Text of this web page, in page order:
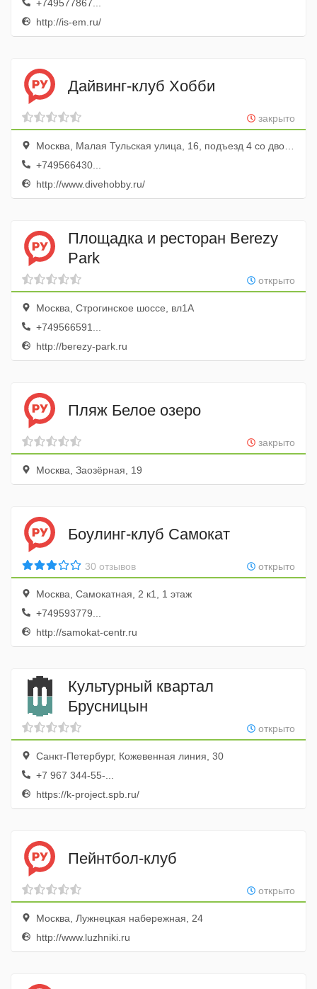
+749577867...
http://is-em.ru/
Дайвинг-клуб Хобби
закрыто
Москва, Малая Тульская улица, 16, подъезд 4 со двора, цокольный этаж, офис 4
+749566430...
http://www.divehobby.ru/
Площадка и ресторан Berezy
Park
открыто
Москва, Строгинское шоссе, вл1А
+749566591...
http://berezy-park.ru
Пляж Белое озеро
закрыто
Москва, Заозёрная, 19
Боулинг-клуб Самокат
открыто
30 отзывов
Москва, Самокатная, 2 к1, 1 этаж
+749593779...
http://samokat-centr.ru
Культурный квартал
Брусницын
открыто
Санкт-Петербург, Кожевенная линия, 30
+7 967 344-55-...
https://k-project.spb.ru/
Пейнтбол-клуб
открыто
Москва, Лужнецкая набережная, 24
http://www.luzhniki.ru